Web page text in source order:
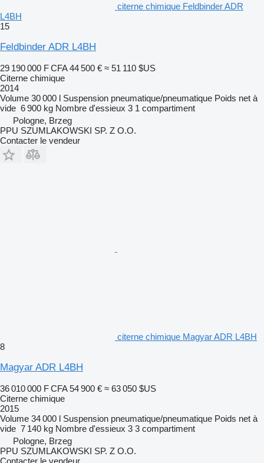
citerne chimique Feldbinder ADR
L4BH
15
Feldbinder ADR L4BH
29 190 000 F CFA 44 500 € ≈ 51 110 $US
Citerne chimique
2014
Volume 30 000 l Suspension pneumatique/pneumatique Poids net à
vide 6 900 kg Nombre d'essieux 3 1 compartiment
Pologne, Brzeg
PPU SZUMLAKOWSKI SP. Z O.O.
Contacter le vendeur
citerne chimique Magyar ADR L4BH
8
Magyar ADR L4BH
36 010 000 F CFA 54 900 € ≈ 63 050 $US
Citerne chimique
2015
Volume 34 000 l Suspension pneumatique/pneumatique Poids net à
vide 7 140 kg Nombre d'essieux 3 3 compartiment
Pologne, Brzeg
PPU SZUMLAKOWSKI SP. Z O.O.
Contacter le vendeur